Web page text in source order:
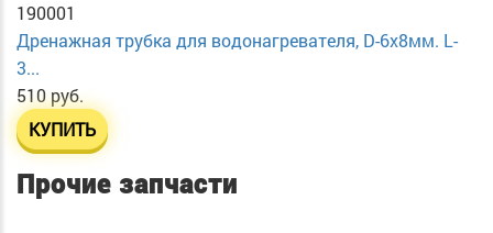
190001
Дренажная трубка для водонагревателя, D-6х8мм. L-
3...
510 руб.
КУПИТЬ
Прочие запчасти